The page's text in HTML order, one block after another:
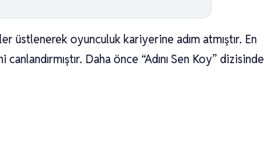
oyunculuk kariyerine adım atmıştır. En
Daha önce “Adını Sen Koy” dizisinde